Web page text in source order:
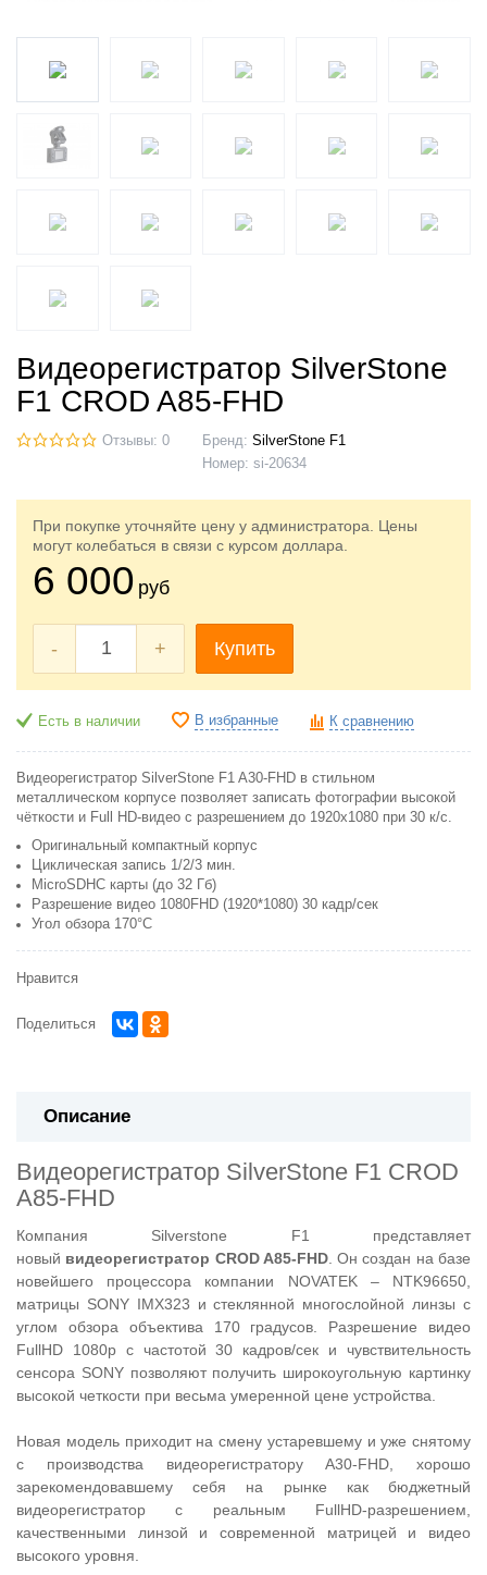
Видеорегистратор SilverStone
F1 CROD A85-FHD
Отзывы: 0 Бренд: SilverStone F1
Номер: si-20634
При покупке уточняйте цену у администратора. Цены
могут колебаться в связи с курсом доллара.
6 000 руб
- + Купить
Есть в наличии В избранные К сравнению
Видеорегистратор SilverStone F1 A30-FHD в стильном
металлическом корпусе позволяет записать фотографии высокой
чёткости и Full HD-видео с разрешением до 1920x1080 при 30 к/с.
Оригинальный компактный корпус
Циклическая запись 1/2/3 мин.
MicroSDHC карты (до 32 Гб)
Разрешение видео 1080FHD (1920*1080) 30 кадр/сек
Угол обзора 170°С
Нравится
Поделиться
Описание
Видеорегистратор SilverStone F1 CROD
A85-FHD
Компания Silverstone F1 представляет
новый видеорегистратор CROD A85-FHD. Он создан на базе
новейшего процессора компании NOVATEK – NTK96650,
матрицы SONY IMX323 и стеклянной многослойной линзы с
углом обзора объектива 170 градусов. Разрешение видео
FullHD 1080p с частотой 30 кадров/сек и чувствительность
сенсора SONY позволяют получить широкоугольную картинку
высокой четкости при весьма умеренной цене устройства.
Новая модель приходит на смену устаревшему и уже снятому
с производства видеорегистратору A30-FHD, хорошо
зарекомендовавшему себя на рынке как бюджетный
видеорегистратор с реальным FullHD-разрешением,
качественными линзой и современной матрицей и видео
высокого уровня.